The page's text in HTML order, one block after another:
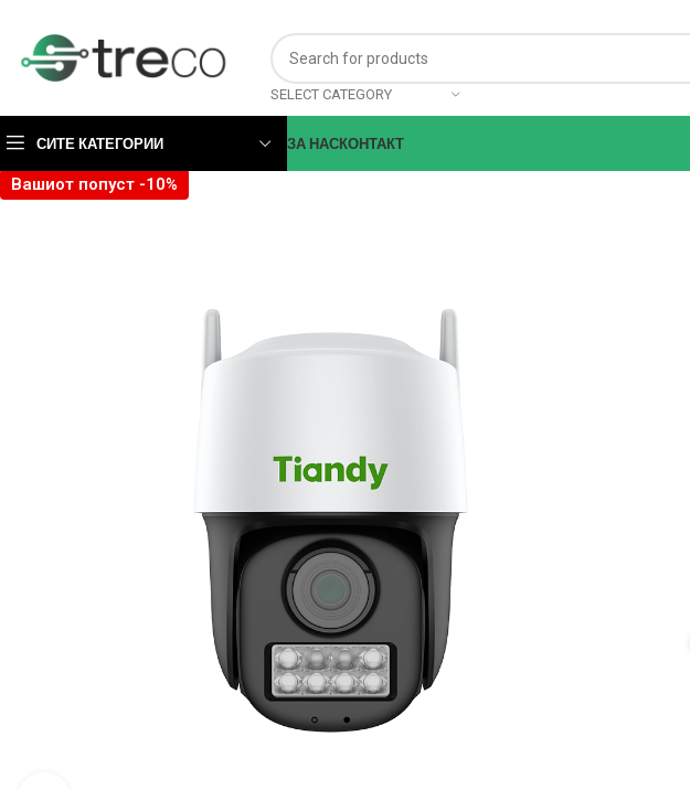
SELECT CATEGORY
СИТЕ КАТЕГОРИИ ЗА НАСКОНТАКТ
Вашиот попуст -10%